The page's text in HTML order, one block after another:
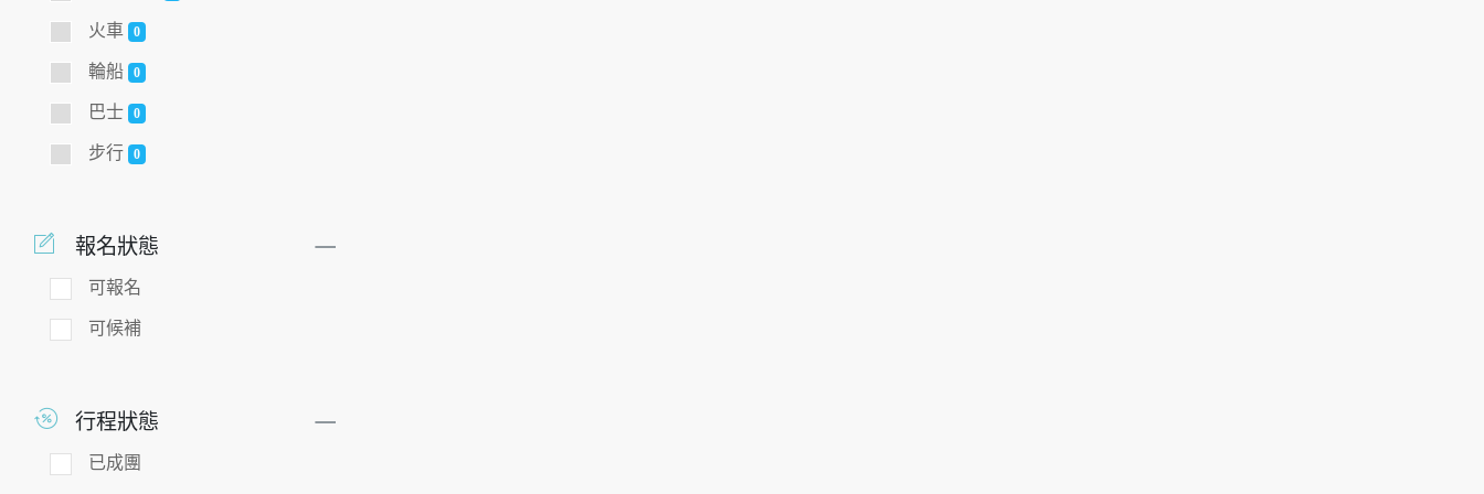
火車 0
輪船 0
巴士 0
步行 0
報名狀態
可報名
可候補
行程狀態
已成團